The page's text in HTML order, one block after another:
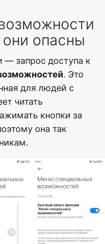
опасны
— запрос доступа к
. Это
для людей с
читать
кнопки за
она так